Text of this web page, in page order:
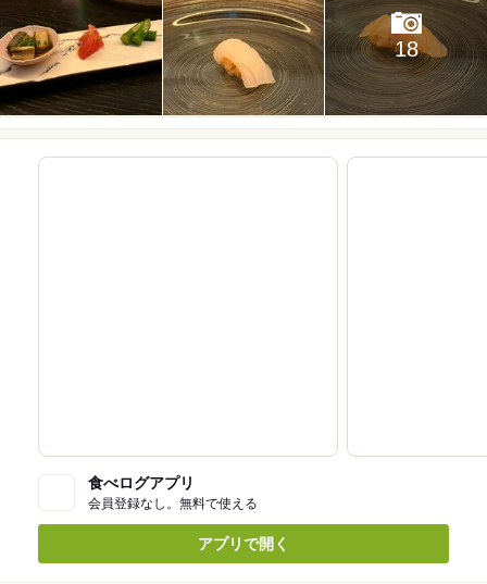
18
食べログアプリ
会員登録なし。無料で使える
アプリで開く